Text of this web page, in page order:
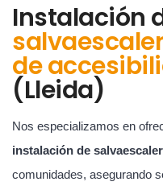
Instalación
de
(Lleida)
Nos especializamos en
instalación de
comunidades, asegurando